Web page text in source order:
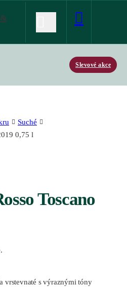
Slevové akce
Suché
0,75 l
Toscano
vrstevnaté s výraznými tóny